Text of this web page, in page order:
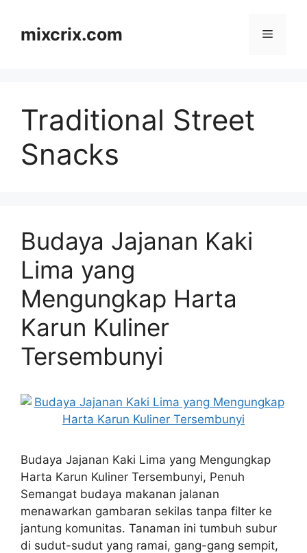
contentmixcrix.com Menu
Traditional Street
Snacks
Budaya Jajanan Kaki
Lima yang
Mengungkap Harta
Karun Kuliner
Tersembunyi
Budaya Jajanan Kaki Lima yang Mengungkap
Harta Karun Kuliner Tersembunyi, Penuh
Semangat budaya makanan jalanan
menawarkan gambaran sekilas tanpa filter ke
jantung komunitas. Tanaman ini tumbuh subur
di sudut-sudut yang ramai, gang-gang sempit,